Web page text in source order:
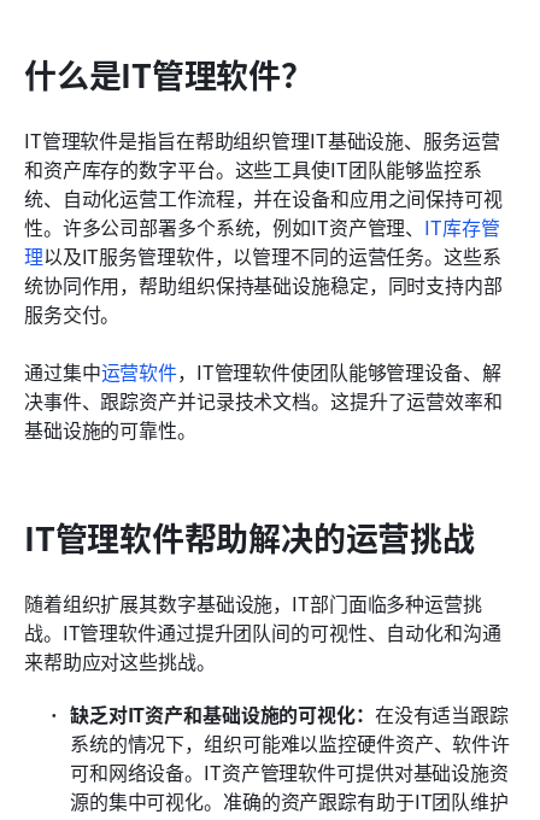
什么是IT管理软件？
IT管理软件是指旨在帮助组织管理IT基础设施、服务运营
和资产库存的数字平台。这些工具使IT团队能够监控系
统、自动化运营工作流程，并在设备和应用之间保持可视
性。许多公司部署多个系统，例如IT资产管理、 IT库存管
理以及IT服务管理软件，以管理不同的运营任务。这些系
统协同作用，帮助组织保持基础设施稳定，同时支持内部
服务交付。
通过集中运营软件，IT管理软件使团队能够管理设备、解
决事件、跟踪资产并记录技术文档。这提升了运营效率和
基础设施的可靠性。
IT管理软件帮助解决的运营挑战
随着组织扩展其数字基础设施，IT部门面临多种运营挑
战。IT管理软件通过提升团队间的可视性、自动化和沟通
来帮助应对这些挑战。
缺乏对IT资产和基础设施的可视化： 在没有适当跟踪
系统的情况下，组织可能难以监控硬件资产、软件许
可和网络设备。IT资产管理软件可提供对基础设施资
源的集中可视化。准确的资产跟踪有助于IT团队维护